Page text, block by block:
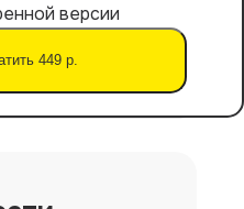
версии
449 р.